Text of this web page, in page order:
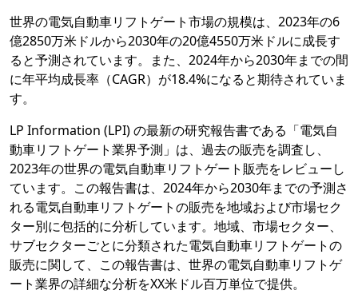
世界の電気自動車リフトゲート市場の規模は、2023年の6
億2850万米ドルから2030年の20億4550万米ドルに成長す
ると予測されています。また、2024年から2030年までの間
に年平均成長率（CAGR）が18.4%になると期待されていま
す。
LP Information (LPI) の最新の研究報告書である「電気自
動車リフトゲート業界予測」は、過去の販売を調査し、
2023年の世界の電気自動車リフトゲート販売をレビューし
ています。この報告書は、2024年から2030年までの予測さ
れる電気自動車リフトゲートの販売を地域および市場セク
ター別に包括的に分析しています。地域、市場セクター、
サブセクターごとに分類された電気自動車リフトゲートの
販売に関して、この報告書は、世界の電気自動車リフトゲ
ート業界の詳細な分析をXX米ドル百万単位で提供。